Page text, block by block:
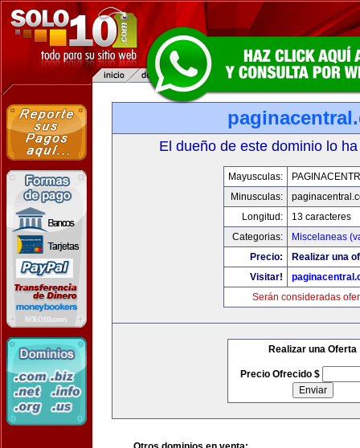
El dueño de este dominio lo
Mayusculas:
Minusculas:
Longitud:
13 caracteres
Categorias:
Miscelaneas
Precio:
Realizar una
Visitar!
Serán consideradas
Realizar una Oferta
Precio Ofrecido $